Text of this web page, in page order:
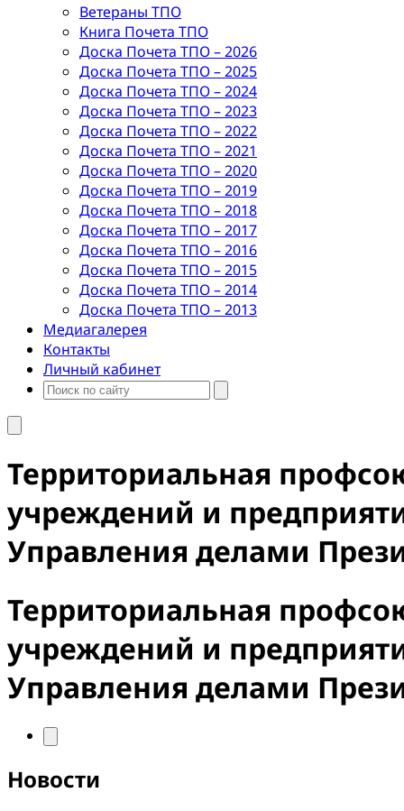
Ветераны ТПО
Книга Почета ТПО
Доска Почета ТПО – 2026
Доска Почета ТПО – 2025
Доска Почета ТПО – 2024
Доска Почета ТПО – 2023
Доска Почета ТПО – 2022
Доска Почета ТПО – 2021
Доска Почета ТПО – 2020
Доска Почета ТПО – 2019
Доска Почета ТПО – 2018
Доска Почета ТПО – 2017
Доска Почета ТПО – 2016
Доска Почета ТПО – 2015
Доска Почета ТПО – 2014
Доска Почета ТПО – 2013
Медиагалерея
Контакты
Личный кабинет
Территориальная
учреждений и
Управления делами
Территориальная
учреждений и
Управления делами
Новости